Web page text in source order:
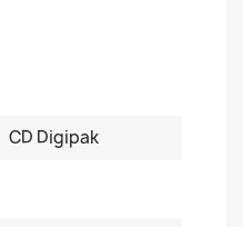
CD Digipak